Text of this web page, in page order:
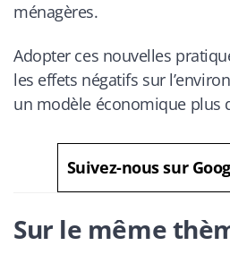
ménagères.
Adopter ces nouvelles
les effets négatifs sur
un modèle économique plus
Suivez-nous sur
Sur le même